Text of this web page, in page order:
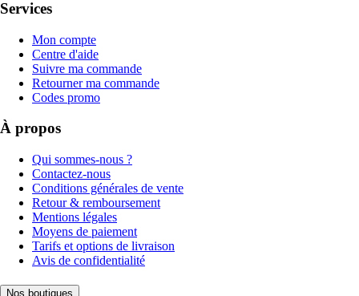
Services
Mon compte
Centre d'aide
Suivre ma commande
Retourner ma commande
Codes promo
À propos
Qui sommes-nous ?
Contactez-nous
Conditions générales de vente
Retour & remboursement
Mentions légales
Moyens de paiement
Tarifs et options de livraison
Avis de confidentialité
Nos boutiques